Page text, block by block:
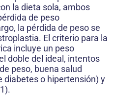
la dieta sola, ambos
de peso
la pérdida de peso se
El criterio para la
incluye un peso
doble del ideal, intentos
peso, buena salud
diabetes o hipertensión) y